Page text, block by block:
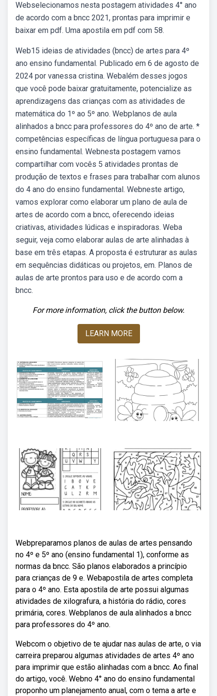
Webselecionamos nesta postagem atividades 4° ano
de acordo com a bncc 2021, prontas para imprimir e
baixar em pdf. Uma apostila em pdf com 58.
Web15 ideias de atividades (bncc) de artes para 4º
ano ensino fundamental. Publicado em 6 de agosto de
2024 por vanessa cristina. Webalém desses jogos
que você pode baixar gratuitamente, potencialize as
aprendizagens das crianças com as atividades de
matemática do 1º ao 5º ano. Webplanos de aula
alinhados a bncc para professores do 4º ano de arte. *
competências específicas de língua portuguesa para o
ensino fundamental. Webnesta postagem vamos
compartilhar com vocês 5 atividades prontas de
produção de textos e frases para trabalhar com alunos
do 4 ano do ensino fundamental. Webneste artigo,
vamos explorar como elaborar um plano de aula de
artes de acordo com a bncc, oferecendo ideias
criativas, atividades lúdicas e inspiradoras. Weba
seguir, veja como elaborar aulas de arte alinhadas à
base em três etapas. A proposta é estruturar as aulas
em sequências didáticas ou projetos, em. Planos de
aulas de arte prontos para uso e de acordo com a
bncc.
For more information, click the button below.
LEARN MORE
Webpreparamos planos de aulas de artes pensando
no 4º e 5º ano (ensino fundamental 1), conforme as
normas da bncc. São planos elaborados a princípio
para crianças de 9 e. Webapostila de artes completa
para o 4º ano. Esta apostila de arte possui algumas
atividades de xilografura, a história do rádio, cores
primária, cores. Webplanos de aula alinhados a bncc
para professores do 4º ano.
Webcom o objetivo de te ajudar nas aulas de arte, o via
carreira preparou algumas atividades de artes 4º ano
para imprimir que estão alinhadas com a bncc. Ao final
do artigo, você. Webno 4° ano do ensino fundamental
proponho um planejamento anual, com o tema a arte e